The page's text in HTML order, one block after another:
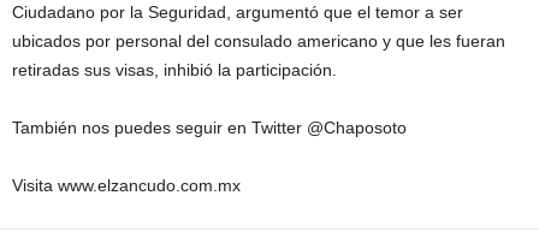
Ciudadano por la Seguridad, argumentó que el temor a ser
ubicados por personal del consulado americano y que les fueran
retiradas sus visas, inhibió la participación.
También nos puedes seguir en Twitter @Chaposoto
Visita www.elzancudo.com.mx